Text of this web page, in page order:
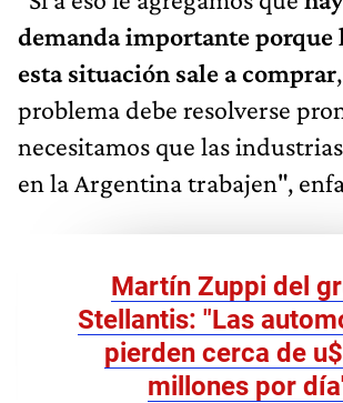
demanda importante porque
esta situación sale a comprar
problema debe resolverse
necesitamos que las
en la Argentina trabajen",
Martín Zuppi del
Stellantis: "Las
pierden cerca de
millones por